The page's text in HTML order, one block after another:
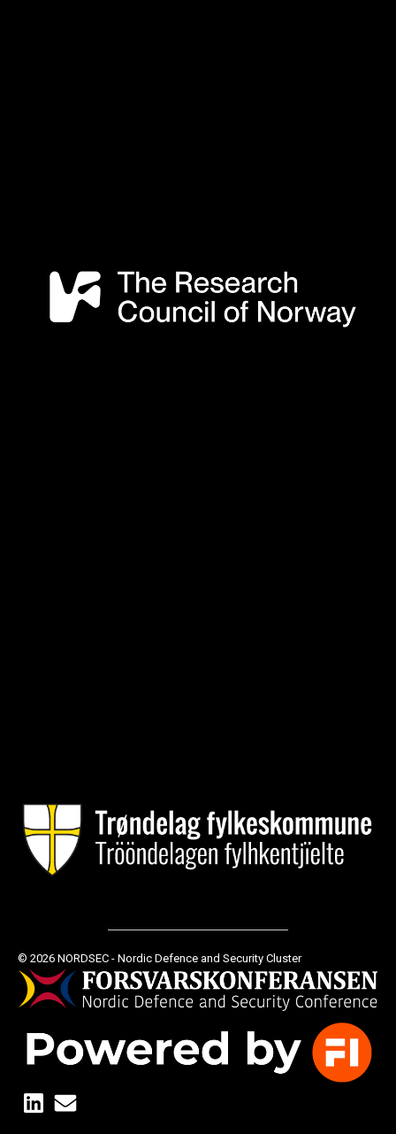
© 2026 NORDSEC - Nordic Defence and Security Cluster